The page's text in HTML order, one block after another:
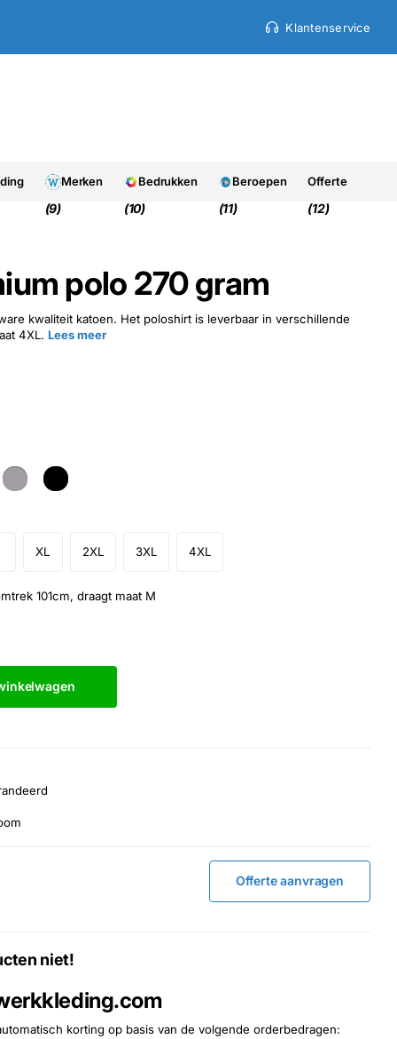
Klantenservice
Merken
(9)
Bedrukken
(10)
Beroepen
(11)
Offerte
(12)
polo 270 gram
kwaliteit katoen. Het poloshirt is leverbaar in verschillende
4XL. Lees meer
XL 2XL 3XL 4XL
101cm, draagt maat M
Offerte aanvragen
niet!
korting op basis van de volgende orderbedragen: